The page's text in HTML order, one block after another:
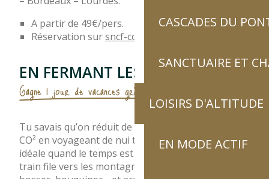
CASCADES DU
SANCTUAIRE ET
LOISIRS D'ALTITUDE
EN MODE ACTIF
A partir de 49€/pers.
Réservation sursncf-connect.com
EN FERMANT LES YEUX
Gagne 1 jour de vacances grâce au train de nuit
Tu savais qu’on réduit de moitié les émissions de
CO² en voyageant de nui t ? C’est aussi la solution
idéale quand le temps est précieux : pendant que le
train file vers les montagnes, tu peux dormir,